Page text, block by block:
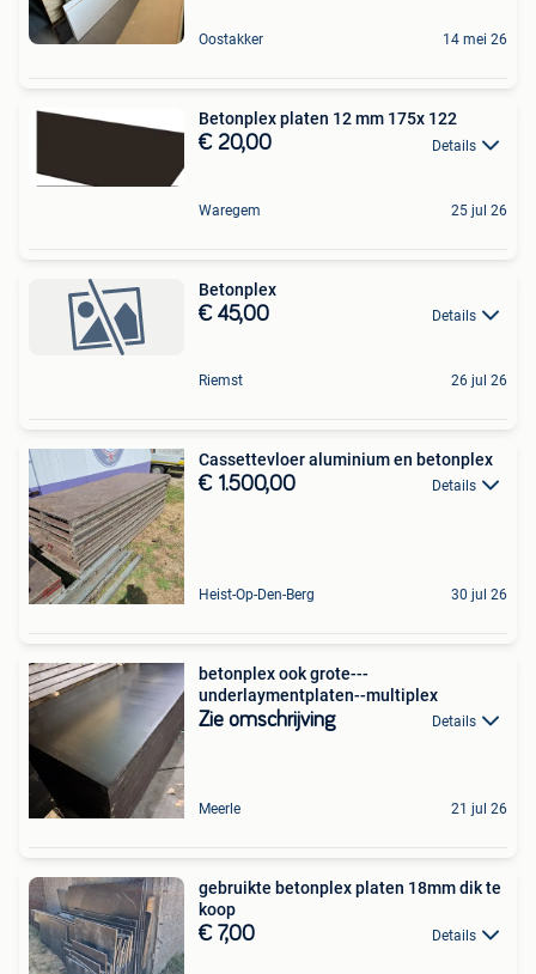
Oostakker 14 mei 26
Betonplex platen 12 mm 175x 122
€ 20,00 Details
Waregem 25 jul 26
Betonplex
€ 45,00 Details
Riemst 26 jul 26
Cassettevloer aluminium en betonplex
€ 1.500,00 Details
Heist-Op-Den-Berg 30 jul 26
betonplex ook grote---
underlaymentplaten--multiplex
Zie omschrijving Details
Meerle 21 jul 26
gebruikte betonplex platen 18mm dik te
koop
€ 7,00 Details